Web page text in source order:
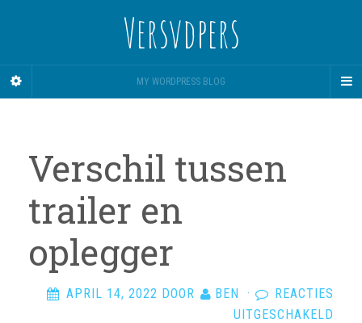
Versvdpers
MY WORDPRESS BLOG
Verschil tussen
trailer en
oplegger
APRIL 14, 2022 DOOR BEN ·
REACTIES
UITGESCHAKELD